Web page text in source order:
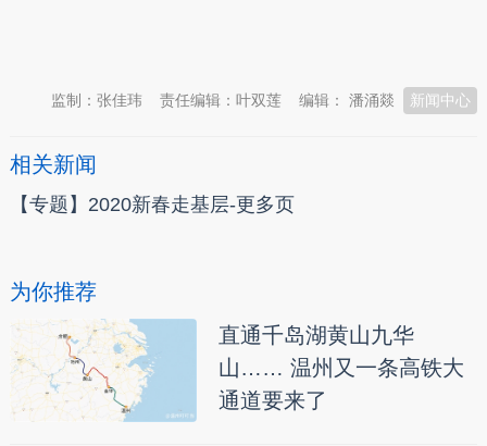
新闻中心
编辑： 潘涌燚
责任编辑：叶双莲
监制：张佳玮
相关新闻
【专题】2020新春走基层-更多页
为你推荐
直通千岛湖黄山九华
山…… 温州又一条高铁大
通道要来了